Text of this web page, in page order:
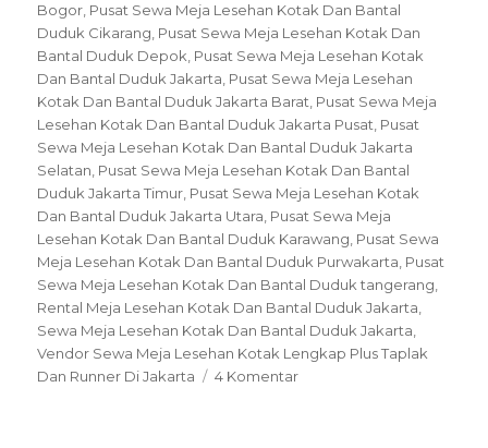
Bogor Pusat Sewa Meja Lesehan Kotak Dan Bantal
Duduk Cikarang Pusat Sewa Meja Lesehan Kotak Dan
Bantal Duduk Depok Pusat Sewa Meja Lesehan Kotak
Dan Bantal Duduk Jakarta Pusat Sewa Meja Lesehan
Kotak Dan Bantal Duduk Jakarta Barat Pusat Sewa Meja
Lesehan Kotak Dan Bantal Duduk Jakarta Pusat Pusat
Sewa Meja Lesehan Kotak Dan Bantal Duduk Jakarta
Selatan Pusat Sewa Meja Lesehan Kotak Dan Bantal
Duduk Jakarta Timur Pusat Sewa Meja Lesehan Kotak
Dan Bantal Duduk Jakarta Utara Pusat Sewa Meja
Lesehan Kotak Dan Bantal Duduk Karawang Pusat Sewa
Meja Lesehan Kotak Dan Bantal Duduk Purwakarta Pusat
Sewa Meja Lesehan Kotak Dan Bantal Duduk tangerang
Rental Meja Lesehan Kotak Dan Bantal Duduk Jakarta
Sewa Meja Lesehan Kotak Dan Bantal Duduk Jakarta
Vendor Sewa Meja Lesehan Kotak Lengkap Plus Taplak
Dan Runner Di Jakarta
4 Komentarpada